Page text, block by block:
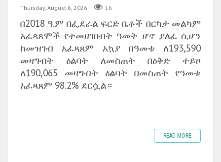
Thursday, August 6, 2026 16
በ2018 ዓ.ም በፌደራል ፍርድ ቤቶች በርካታ መልካም
አፈጻጸሞች የተመዘገቡበት ዓመት ሆኖ ያለፈ ሲሆን
ከመዝገብ አፈጻጸም አኳያ በዓመቱ ለ193,590
መዛግብት ዕልባት ለመስጠት በዕቅድ ተይዞ
ለ190,065 መዛግብት ዕልባት በመስጠት የዓመቱ
አፈጻጸም 98.2% ደርሷል።
READ MORE